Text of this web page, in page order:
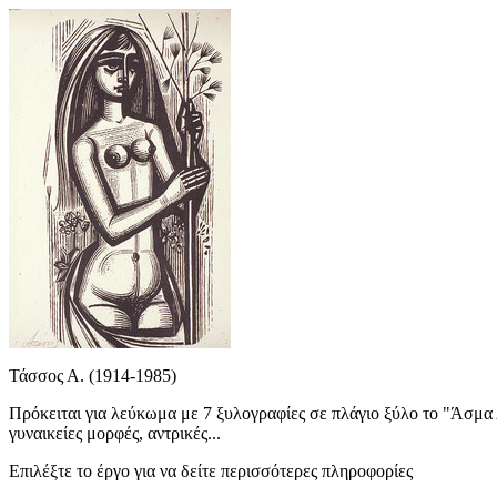
Τάσσος Α. (1914-1985)
Πρόκειται για λεύκωμα με 7 ξυλογραφίες σε πλάγιο ξύλο το
γυναικείες μορφές, αντρικές...
Επιλέξτε το έργο για να δείτε περισσότερες πληροφορίες